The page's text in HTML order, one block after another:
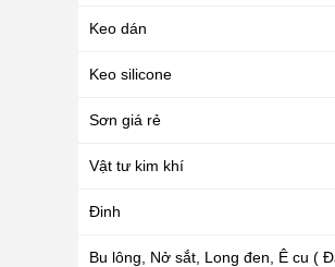
Keo dán
Keo silicone
Sơn giá rẻ
Vật tư kim khí
Đinh
Bu lông, Nở sắt, Long đen, Ê cu (